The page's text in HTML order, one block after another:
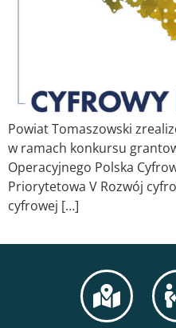
Powiat Tomaszowski
w ramach konkursu
Operacyjnego Polska
Priorytetowa V Rozwój
cyfrowej […]